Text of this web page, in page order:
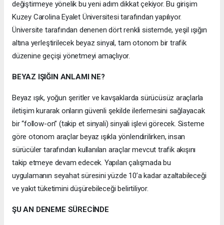
değiştirmeye yönelik bu yeni adım dikkat çekiyor. Bu girişim
Kuzey Carolina Eyalet Üniversitesi tarafından yapılıyor.
Üniversite tarafından denenen dört renkli sistemde, yeşil ışığın
altına yerleştirilecek beyaz sinyal, tam otonom bir trafik
düzenine geçişi yönetmeyi amaçlıyor.
BEYAZ IŞIĞIN ANLAMI NE?
Beyaz ışık, yoğun şeritler ve kavşaklarda sürücüsüz araçlarla
iletişim kurarak onların güvenli şekilde ilerlemesini sağlayacak
bir “follow-on” (takip et sinyali) sinyali işlevi görecek. Sisteme
göre otonom araçlar beyaz ışıkla yönlendirilirken, insan
sürücüler tarafından kullanılan araçlar mevcut trafik akışını
takip etmeye devam edecek. Yapılan çalışmada bu
uygulamanın seyahat süresini yüzde 10’a kadar azaltabileceği
ve yakıt tüketimini düşürebileceği belirtiliyor.
ŞU AN DENEME SÜRECİNDE